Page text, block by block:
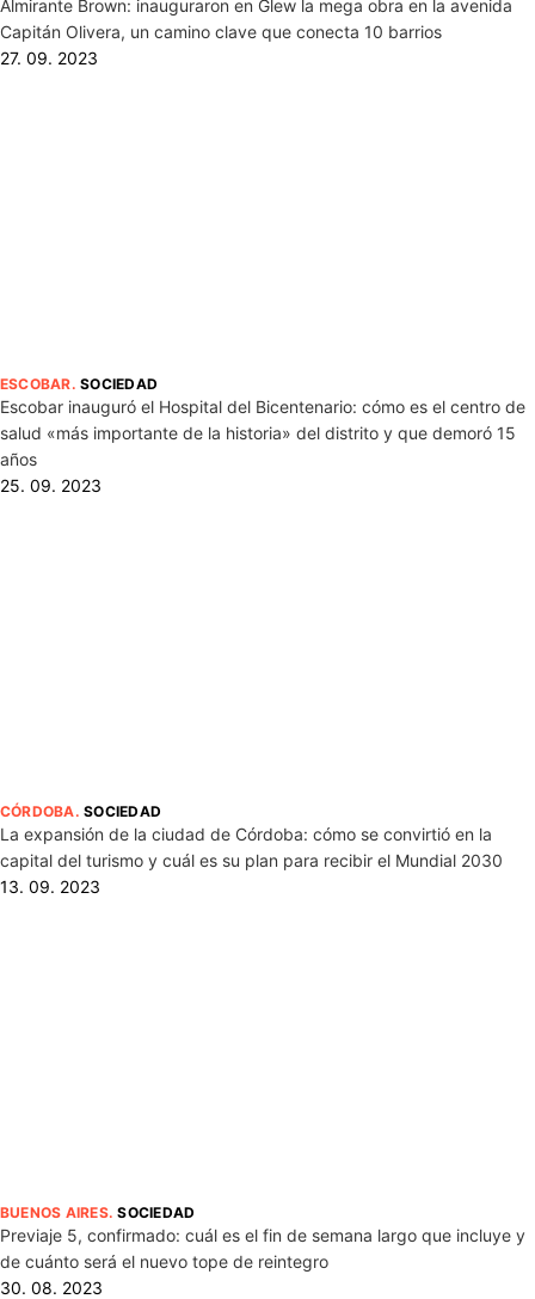
Almirante Brown: inauguraron en Glew la mega obra en la avenida
Capitán Olivera, un camino clave que conecta 10 barrios
27. 09. 2023
ESCOBAR.SOCIEDAD
Escobar inauguró el Hospital del Bicentenario: cómo es el centro de
salud «más importante de la historia» del distrito y que demoró 15
años
25. 09. 2023
CÓRDOBA.SOCIEDAD
La expansión de la ciudad de Córdoba: cómo se convirtió en la
capital del turismo y cuál es su plan para recibir el Mundial 2030
13. 09. 2023
BUENOS AIRES.SOCIEDAD
Previaje 5, confirmado: cuál es el fin de semana largo que incluye y
de cuánto será el nuevo tope de reintegro
30. 08. 2023